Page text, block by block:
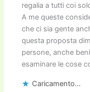
regalia a tutti coi
A me queste
che ci sia gente
questa proposta
persone, anche
esaminare le cose
Caricamento...